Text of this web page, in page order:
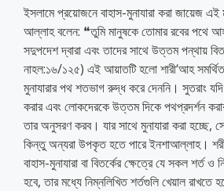
ইসলামে প্রয়োজনে বাহাস-মুনাযারা করা জায়েজ এই
আল্লাহ বলেন: ❝তুমি মানুষকে তোমার রবের পথে
সদুপদেশ দ্বারা এবং তাদের সাথে উত্তম পন্থায়
নাহল:১৬/১২৫) এই আয়াতটি হলো শারী‘আহ
মুনাযারার পথ শতভাগ রুদ্ধ করে দেননি। সুতরাং
করার এবং লোকদেরকে উত্তম দিকে পথপ্রদর্শন
তার অনুসরণ করব। যার সাথে মুনাযারা করা
কিন্তু অন্যরা উপকৃত হতে পারে ইনশাআল্লাহ।
বাহাস-মুনাযারা বা বিতর্কের ক্ষেত্রে যে সকল শর্ত ও
হবে, তার মধ্যে নিম্নলিখিত শর্তগুলি খেয়াল রাখতে